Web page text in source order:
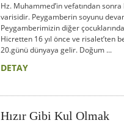
Hz. Muhammed’in vefatından
varisidir. Peygamberin soyunu
Peygamberimizin diğer
Hicretten 16 yıl önce ve risalet’ten
20.günü dünyaya gelir. Doğum ...
DETAY
Hızır Gibi Kul Olmak